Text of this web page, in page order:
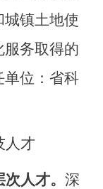
镇土地使
服务取得的
单位：省科
人才
人才。 深